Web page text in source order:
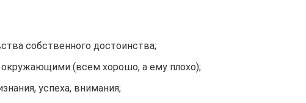
собственного достоинства;
окружающими (всем хорошо, а ему плохо);
успеха, внимания;